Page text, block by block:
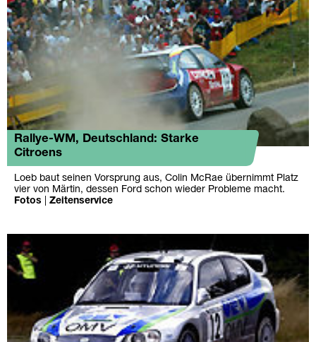
Rallye-WM, Deutschland: Starke
Citroens
Loeb baut seinen Vorsprung aus, Colin McRae übernimmt Platz
vier von Märtin, dessen Ford schon wieder Probleme macht.
Fotos
Zeitenservice